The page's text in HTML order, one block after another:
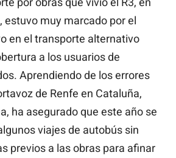
estuvo muy marcado por el
en el transporte alternativo
a los usuarios de
Aprendiendo de los errores
de Renfe en Cataluña,
ha asegurado que este año se
viajes de autobús sin
previos a las obras para afinar